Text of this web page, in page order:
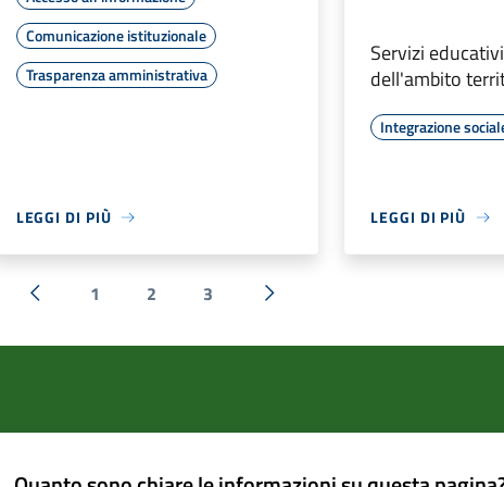
Comunicazione istituzionale
Trasparenza amministrativa
LEGGI DI PIÙ
Servizi
dell'ambito
Integrazione
LEGGI DI PIÙ
« Precedente
1 2 3
Successiva »